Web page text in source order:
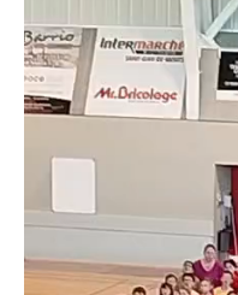
vidéo